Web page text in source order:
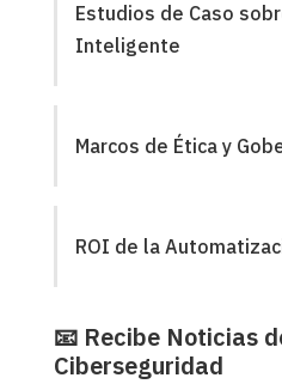
Estudios de Caso
Inteligente
Marcos de Ética y
ROI de la
📧 Recibe Noticias
Ciberseguridad